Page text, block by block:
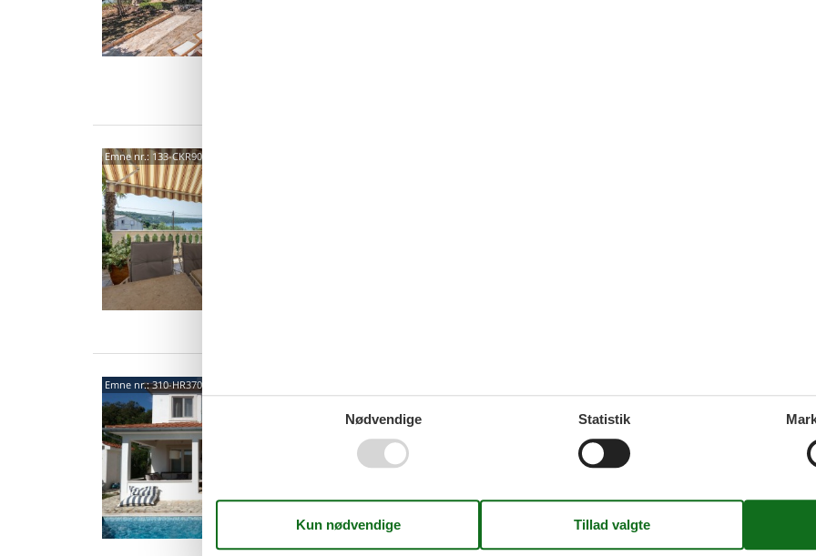
Emne nr.: 133-CKR905
Emne nr.:310-HR3703.621.1
5,0
10 personer
1 husdyr
4 badeværelser
Vand 1500
7
10
Nødvendige Statistik